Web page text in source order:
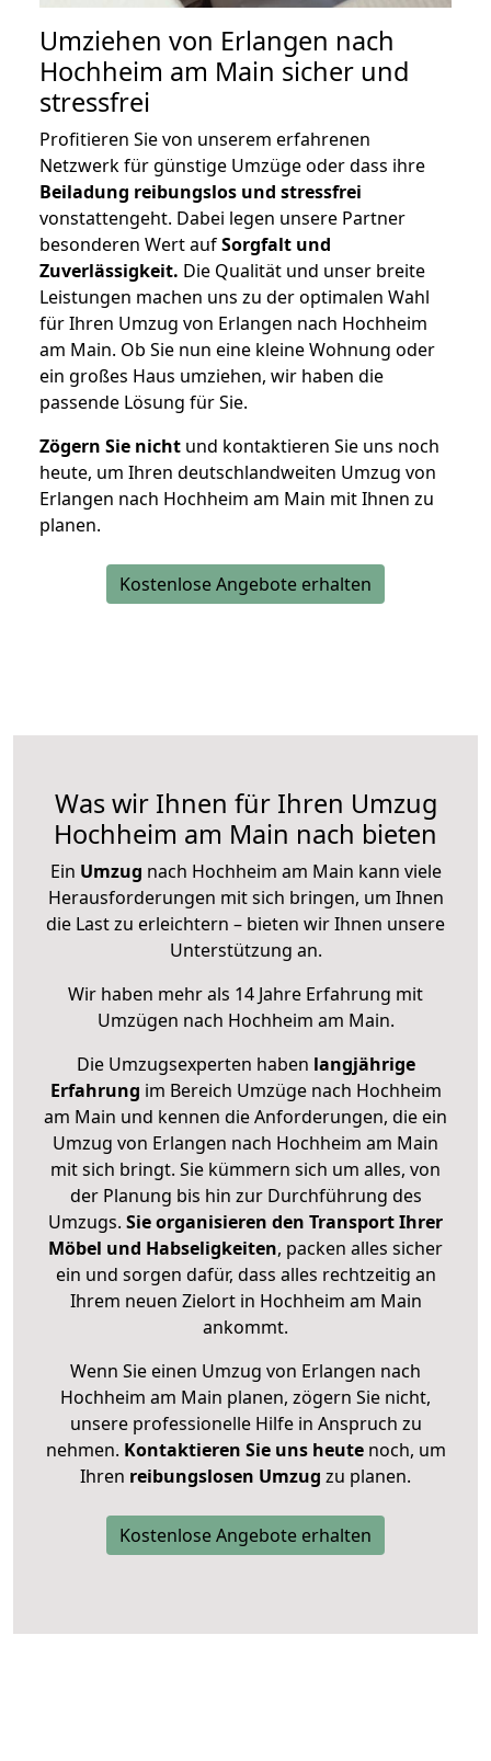
Umziehen von Erlangen nach
Hochheim am Main sicher und
stressfrei
Profitieren Sie von unserem erfahrenen
Netzwerk für günstige Umzüge oder dass ihre
Beiladung reibungslos und stressfrei
vonstattengeht. Dabei legen unsere Partner
besonderen Wert aufSorgfalt und
Zuverlässigkeit. Die Qualität und unser breite
Leistungen machen uns zu der optimalen Wahl
für Ihren Umzug von Erlangen nach Hochheim
am Main. Ob Sie nun eine kleine Wohnung oder
ein großes Haus umziehen, wir haben die
passende Lösung für Sie.
Zögern Sie nicht und kontaktieren Sie uns noch
heute, um Ihren deutschlandweiten Umzug von
Erlangen nach Hochheim am Main mit Ihnen zu
planen.
Kostenlose Angebote erhalten
Was wir Ihnen für Ihren Umzug
Hochheim am Main nach bieten
Ein Umzug nach Hochheim am Main kann viele
Herausforderungen mit sich bringen, um Ihnen
die Last zu erleichtern – bieten wir Ihnen unsere
Unterstützung an.
Wir haben mehr als 14 Jahre Erfahrung mit
Umzügen nach Hochheim am Main.
Die Umzugsexperten haben langjährige
Erfahrung im Bereich Umzüge nach Hochheim
am Main und kennen die Anforderungen, die ein
Umzug von Erlangen nach Hochheim am Main
mit sich bringt. Sie kümmern sich um alles, von
der Planung bis hin zur Durchführung des
Umzugs. Sie organisieren den Transport Ihrer
Möbel und Habseligkeiten, packen alles sicher
ein und sorgen dafür, dass alles rechtzeitig an
Ihrem neuen Zielort in Hochheim am Main
ankommt.
Wenn Sie einen Umzug von Erlangen nach
Hochheim am Main planen, zögern Sie nicht,
unsere professionelle Hilfe in Anspruch zu
nehmen. Kontaktieren Sie uns heutenoch, um
Ihren reibungslosen Umzug zu planen.
Kostenlose Angebote erhalten